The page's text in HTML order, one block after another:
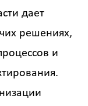
дает
решениях,
и